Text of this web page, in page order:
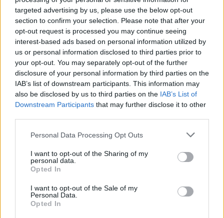
targeted advertising by us, please use the below opt-out
section to confirm your selection. Please note that after your
opt-out request is processed you may continue seeing
interest-based ads based on personal information utilized by
us or personal information disclosed to third parties prior to
your opt-out. You may separately opt-out of the further
disclosure of your personal information by third parties on the
IAB’s list of downstream participants. This information may
also be disclosed by us to third parties on the IAB’s List of
Downstream Participants that may further disclose it to other
Personal Data Processing Opt Outs
I want to opt-out of the Sharing of my
personal data.
Opted In
I want to opt-out of the Sale of my
Personal Data.
Opted In
Krimi
Vykradených aut na Příbramsku přibylo.
Policie připomíná: Auto není trezor
Krimi
Každý sedmý řidič měl problém. Policie
při víkendové akci na Příbramsku odhalila
30 přestupků
Čtvrtina řidičů při kontrole na Příbramsku
neobstála. Policie o prázdninách zpřísní